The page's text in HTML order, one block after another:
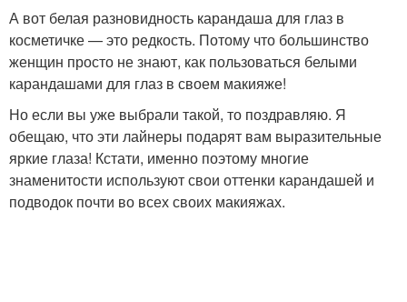
А вот белая разновидность карандаша для глаз в
косметичке — это редкость. Потому что большинство
женщин просто не знают, как пользоваться белыми
карандашами для глаз в своем макияже!
Но если вы уже выбрали такой, то поздравляю. Я
обещаю, что эти лайнеры подарят вам выразительные
яркие глаза! Кстати, именно поэтому многие
знаменитости используют свои оттенки карандашей и
подводок почти во всех своих макияжах.